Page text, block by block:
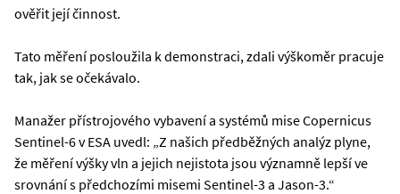
ověřit její činnost.
Tato měření posloužila k demonstraci, zdali výškoměr pracuje
tak, jak se očekávalo.
Manažer přístrojového vybavení a systémů mise Copernicus
Sentinel-6 v ESA uvedl: „Z našich předběžných analýz plyne,
že měření výšky vln a jejich nejistota jsou významně lepší ve
srovnání s předchozími misemi Sentinel-3 a Jason-3.“